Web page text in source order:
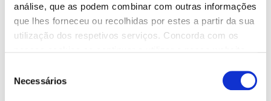
análise, que as podem combinar com outras informações
que lhes forneceu ou recolhidas por estes a partir da sua
utilização dos respetivos serviços. Concorda com os
Necessários